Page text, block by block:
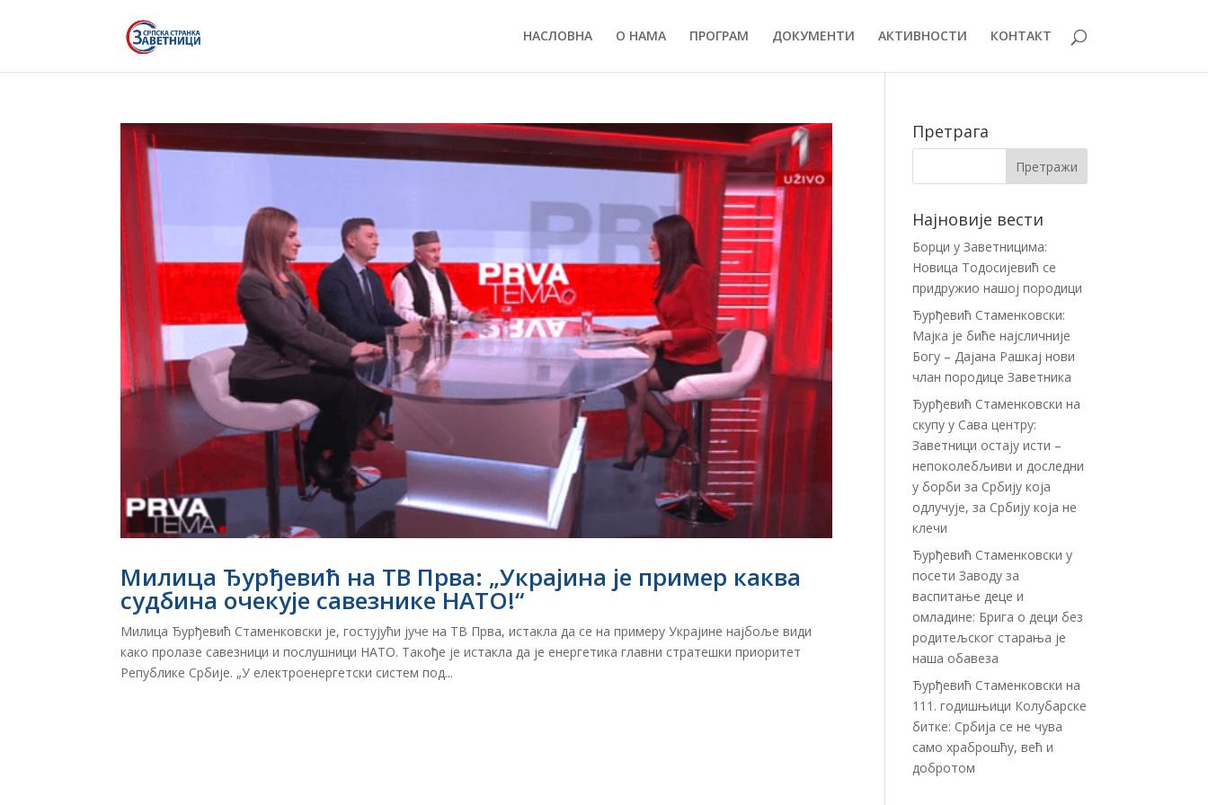
НАСЛОВНА О НАМА ПРОГРАМ ДОКУМЕНТИ АКТИВНОСТИ КОНТАКТ
Милица Ђурђевић на ТВ Прва: „Украјина је пример каква
судбина очекује савезнике НАТО!“
Милица Ђурђевић Стаменковски је, гостујући јуче на ТВ Прва, истакла да се на примеру Украјине најбоље види
како пролазе савезници и послушници НАТО. Такође је истакла да је енергетика главни стратешки приоритет
Републике Србије. „У електроенергетски систем под...
Претрага
Најновије вести
Борци у Заветницима:
Новица Тодосијевић се
придружио нашој породици
Ђурђевић Стаменковски:
Мајка је биће најсличније
Богу – Дајана Рашкај нови
члан породице Заветника
Ђурђевић Стаменковски на
скупу у Сава центру:
Заветници остају исти –
непоколебљиви и доследни
у борби за Србију која
одлучује, за Србију која не
клечи
Ђурђевић Стаменковски у
посети Заводу за
васпитање деце и
омладине: Брига о деци без
родитељског старања је
наша обавеза
Ђурђевић Стаменковски на
111. годишњици Колубарске
битке: Србија се не чува
само храброшћу, већ и
добротом